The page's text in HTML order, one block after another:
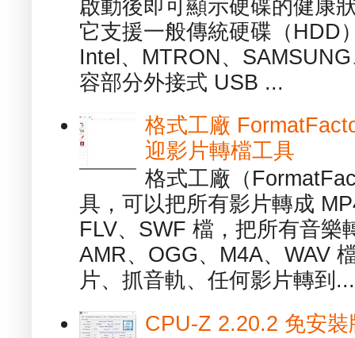
啟動後即可顯示硬碟的健康
它支援一般傳統硬碟（HDD
Intel、MTRON、
容部分外接式 USB ...
格式工廠
迎影片轉檔工具
格式工廠（
具，可以把所有影片轉成
FLV、SWF 檔，把所有音樂
AMR、OGG、M4A、WAV
片、抓音軌、任何影片轉到...
CPU-Z 2.20.2 免安